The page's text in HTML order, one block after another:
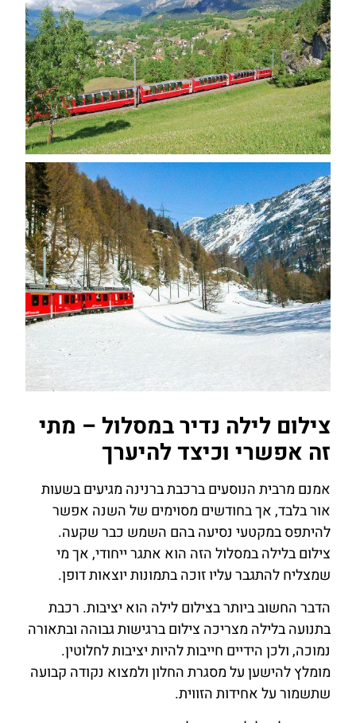
צילום לילה נדיר במסלול – מתי
זה אפשרי וכיצד להיערך
אמנם מרבית הנוסעים ברכבת ברנינה מגיעים בשעות
אור בלבד, אך בחודשים מסוימים של השנה אפשר
להיתפס במקטעי נסיעה בהם השמש כבר שקעה.
צילום בלילה במסלול הזה הוא אתגר ייחודי, אך מי
שמצליח להתגבר עליו זוכה בתמונות יוצאות דופן.
הדבר החשוב ביותר בצילום לילה הוא יציבות. רכבת
בתנועה בלילה מצריכה צילום ברגישות גבוהה ובתאורה
נמוכה, ולכן הידיים חייבות להיות יציבות לחלוטין.
מומלץ להישען על מסגרת החלון ולמצוא נקודה קבועה
שתשמור על אחידות הזווית.